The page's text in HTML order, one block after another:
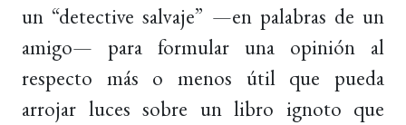
un “detective salvaje” —en palabras de un
amigo— para formular una opinión al
respecto más o menos útil que pueda
arrojar luces sobre un libro ignoto que